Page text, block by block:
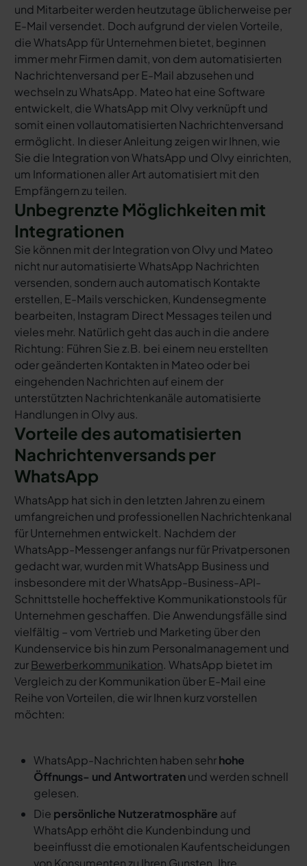
und Mitarbeiter werden heutzutage üblicherweise per
E-Mail versendet. Doch aufgrund der vielen Vorteile,
die WhatsApp für Unternehmen bietet, beginnen
immer mehr Firmen damit, von dem automatisierten
Nachrichtenversand per E-Mail abzusehen und
wechseln zu WhatsApp. Mateo hat eine Software
entwickelt, die WhatsApp mit Olvy verknüpft und
somit einen vollautomatisierten Nachrichtenversand
ermöglicht. In dieser Anleitung zeigen wir Ihnen, wie
Sie die Integration von WhatsApp und Olvy einrichten,
um Informationen aller Art automatisiert mit den
Empfängern zu teilen.
Unbegrenzte Möglichkeiten mit
Integrationen
Sie können mit der Integration von Olvy und Mateo
nicht nur automatisierte WhatsApp Nachrichten
versenden, sondern auch automatisch Kontakte
erstellen, E-Mails verschicken, Kundensegmente
bearbeiten, Instagram Direct Messages teilen und
vieles mehr. Natürlich geht das auch in die andere
Richtung: Führen Sie z.B. bei einem neu erstellten
oder geänderten Kontakten in Mateo oder bei
eingehenden Nachrichten auf einem der
unterstützten Nachrichtenkanäle automatisierte
Handlungen in Olvy aus.
Vorteile des automatisierten
Nachrichtenversands per
WhatsApp
WhatsApp hat sich in den letzten Jahren zu einem
umfangreichen und professionellen Nachrichtenkanal
für Unternehmen entwickelt. Nachdem der
WhatsApp-Messenger anfangs nur für Privatpersonen
gedacht war, wurden mit WhatsApp Business und
insbesondere mit der WhatsApp-Business-API-
Schnittstelle hocheffektive Kommunikationstools für
Unternehmen geschaffen. Die Anwendungsfälle sind
vielfältig – vom Vertrieb und Marketing über den
Kundenservice bis hin zum Personalmanagement und
zurBewerberkommunikation. WhatsApp bietet im
Vergleich zu der Kommunikation über E-Mail eine
Reihe von Vorteilen, die wir Ihnen kurz vorstellen
möchten:
WhatsApp-Nachrichten haben sehrhohe
Öffnungs- und Antwortratenund werden schnell
gelesen.
Die persönliche Nutzeratmosphäre auf
WhatsApp erhöht die Kundenbindung und
beeinflusst die emotionalen Kaufentscheidungen